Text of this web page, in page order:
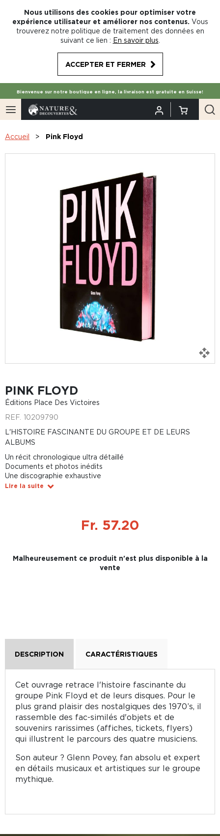
Nous utilisons des cookies pour optimiser votre
expérience utilisateur et améliorer nos contenus. Vous
trouverez notre politique de traitement des données en
suivant ce lien : En savoir plus
ACCEPTER ET FERMER
Bienvenue sur notre boutique en ligne, la livraison est gratuite en Suisse!
Accueil Pink Floyd
PINK FLOYD
Éditions Place Des Victoires
REF. 10209790
L'HISTOIRE FASCINANTE DU GROUPE ET DE LEURS
ALBUMS
Un récit chronologique ultra détaillé
Documents et photos inédits
Une discographie exhaustive
Lire la suite
Fr. 57.20
Malheureusement ce produit n'est plus disponible à la
vente
DESCRIPTION CARACTÉRISTIQUES
Cet ouvrage retrace l'histoire fascinante du
groupe Pink Floyd et de leurs disques. Pour le
plus grand plaisir des nostalgiques des 1970’s, il
rassemble des fac-similés d'objets et de
souvenirs rarissimes (affiches, tickets, flyers)
qui illustrent le parcours des quatre musiciens.
Son auteur ? Glenn Povey, fan absolu et expert
en détails musicaux et artistiques sur le groupe
mythique.